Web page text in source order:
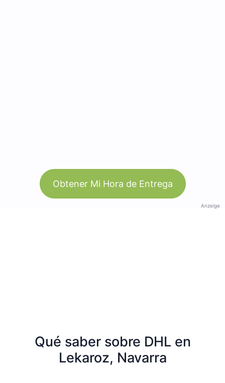
Obtener Mi Hora de Entrega
Anzeige
Qué saber sobre DHL en
Lekaroz, Navarra